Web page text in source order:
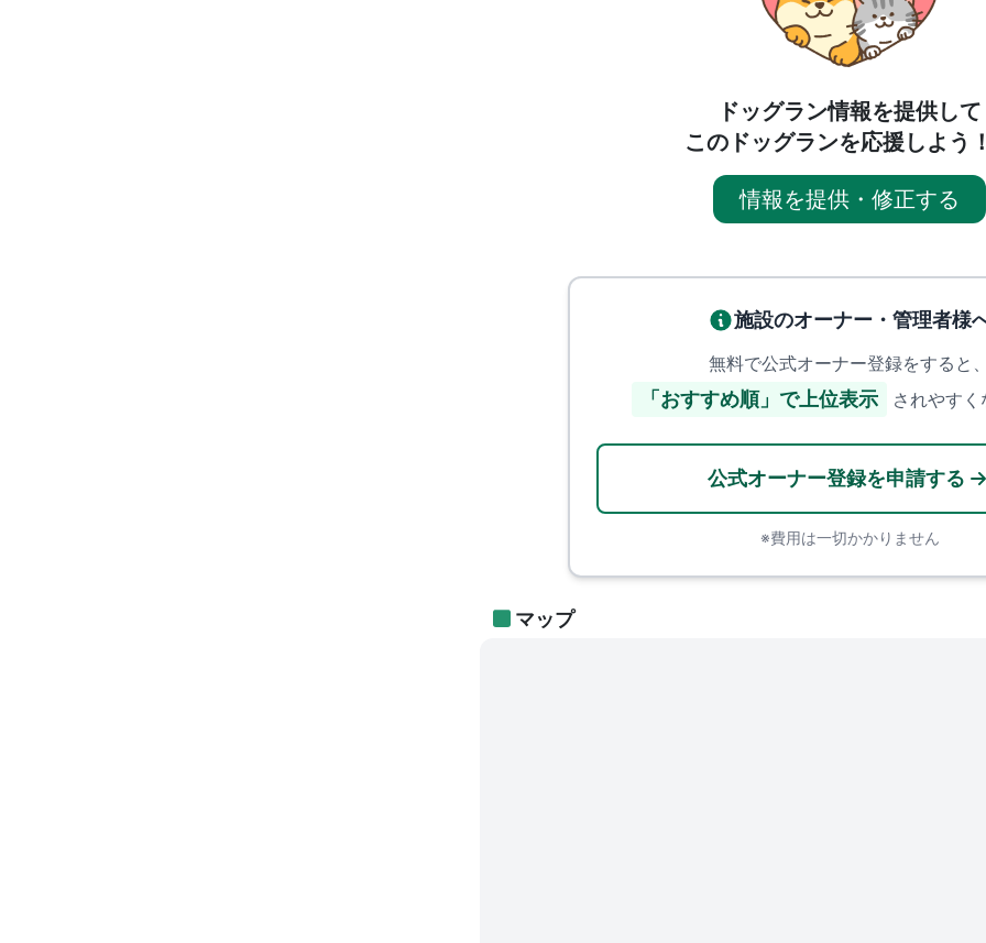
ドッグラン情報を提供して
このドッグランを応援しよう
情報を提供・修正する
施設のオーナー・管理者様
無料で公式オーナー登録をすると、
「おすすめ順」で上位表示 されやすく
公式オーナー登録を申請する
※費用は一切かかりません
マップ